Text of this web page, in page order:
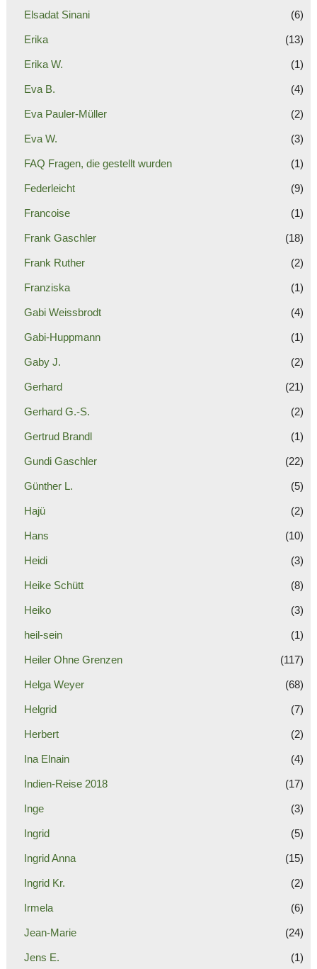
Elsadat Sinani (6)
Erika (13)
Erika W. (1)
Eva B. (4)
Eva Pauler-Müller (2)
Eva W. (3)
FAQ Fragen, die gestellt wurden (1)
Federleicht (9)
Francoise (1)
Frank Gaschler (18)
Frank Ruther (2)
Franziska (1)
Gabi Weissbrodt (4)
Gabi-Huppmann (1)
Gaby J. (2)
Gerhard (21)
Gerhard G.-S. (2)
Gertrud Brandl (1)
Gundi Gaschler (22)
Günther L. (5)
Hajü (2)
Hans (10)
Heidi (3)
Heike Schütt (8)
Heiko (3)
heil-sein (1)
Heiler Ohne Grenzen (117)
Helga Weyer (68)
Helgrid (7)
Herbert (2)
Ina Elnain (4)
Indien-Reise 2018 (17)
Inge (3)
Ingrid (5)
Ingrid Anna (15)
Ingrid Kr. (2)
Irmela (6)
Jean-Marie (24)
Jens E. (1)